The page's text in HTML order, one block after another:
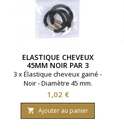
ELASTIQUE CHEVEUX
45MM NOIR PAR 3
3 x Élastique cheveux gainé -
Noir - Diamètre 45 mm.
Prix
1,02 €
 Ajouter au panier